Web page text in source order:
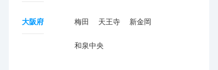
大阪府 梅田 天王寺 新金岡
和泉中央